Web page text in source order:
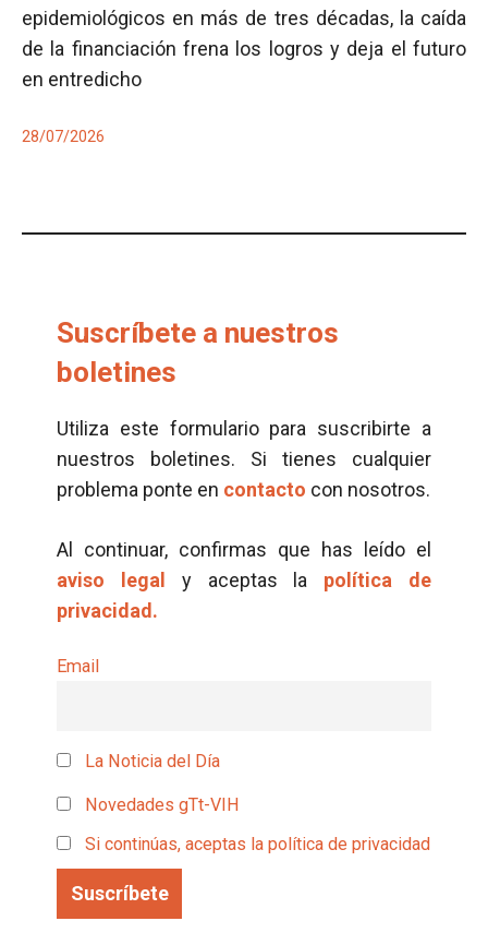
epidemiológicos en más de tres décadas, la caída
de la financiación frena los logros y deja el futuro
en entredicho
28/07/2026
Suscríbete a nuestros
boletines
Utiliza este formulario para suscribirte a
nuestros boletines. Si tienes cualquier
problema ponte en contacto con nosotros.
Al continuar, confirmas que has leído el
aviso legal
y aceptas la política de
privacidad.
Email
La Noticia del Día
Novedades gTt-VIH
Si continúas, aceptas la política de privacidad